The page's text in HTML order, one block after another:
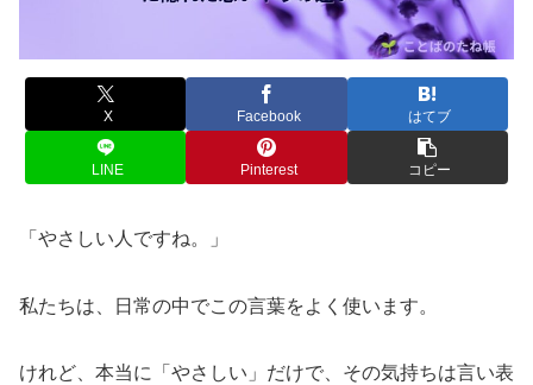
X Facebook はてブ
LINE Pinterest コピー
「やさしい人ですね。」
私たちは、日常の中でこの言葉をよく使います。
けれど、本当に「やさしい」だけで、その気持ちは言い表